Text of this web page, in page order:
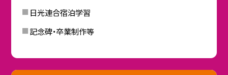
日光連合宿泊学習
記念碑・卒業制作等